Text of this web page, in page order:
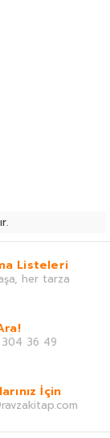
Listeleri
her tarza
36 49
İçin